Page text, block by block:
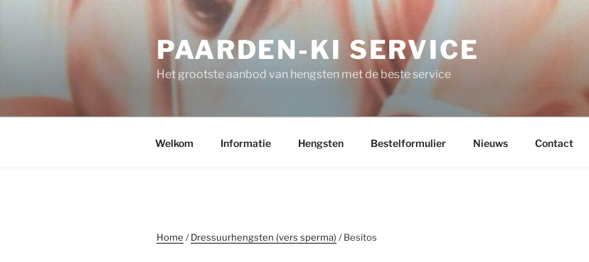
PAARDEN-KI SERVICE
Het grootste aanbod van hengsten met de beste service
Welkom Informatie Hengsten Bestelformulier Nieuws Contact
Home /Dressuurhengsten (vers sperma) / Besitos